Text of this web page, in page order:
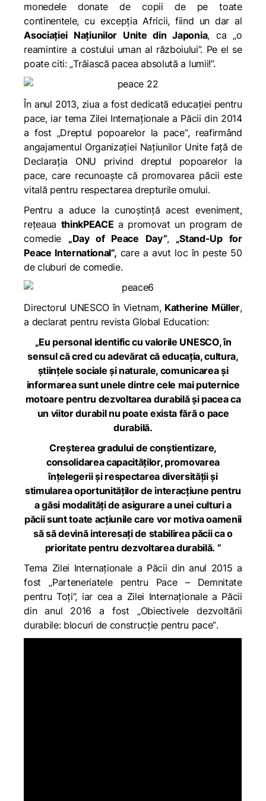
monedele donate de copii de pe toate
continentele, cu excepția Africii, fiind un dar al
Asociației Națiunilor Unite din Japonia, ca „o
reamintire a costului uman al războiului”. Pe el se
poate citi: „Trăiască pacea absolută a lumii!”.
În anul 2013, ziua a fost dedicată educației pentru
pace, iar tema Zilei Internaționale a Păcii din 2014
a fost „Dreptul popoarelor la pace”, reafirmând
angajamentul Organizației Națiunilor Unite față de
Declarația ONU privind dreptul popoarelor la
pace, care recunoaște că promovarea păcii este
vitală pentru respectarea drepturile omului.
Pentru a aduce la cunoștință acest eveniment,
rețeaua thinkPEACE a promovat un program de
comedie „Day of Peace Day”,„Stand-Up for
Peace International”, care a avut loc în peste 50
de cluburi de comedie.
Directorul UNESCO în Vietnam, Katherine Müller,
a declarat pentru revista Global Education:
„Eu personal identific cu valorile UNESCO, în
sensul că cred cu adevărat că educația, cultura,
științele sociale și naturale, comunicarea și
informarea sunt unele dintre cele mai puternice
motoare pentru dezvoltarea durabilă și pacea ca
un viitor durabil nu poate exista fără o pace
durabilă.
Creșterea gradului de conștientizare,
consolidarea capacităților, promovarea
înțelegerii și respectarea diversității și
stimularea oportunităților de interacțiune pentru
a găsi modalități de asigurare a unei culturi a
păcii sunt toate acțiunile care vor motiva oamenii
să să devină interesați de stabilirea păcii ca o
prioritate pentru dezvoltarea durabilă. ”
Tema Zilei Internaționale a Păcii din anul 2015 a
fost „Parteneriatele pentru Pace – Demnitate
pentru Toți”, iar cea a Zilei Internaționale a Păcii
din anul 2016 a fost „Obiectivele dezvoltării
durabile: blocuri de construcție pentru pace”.